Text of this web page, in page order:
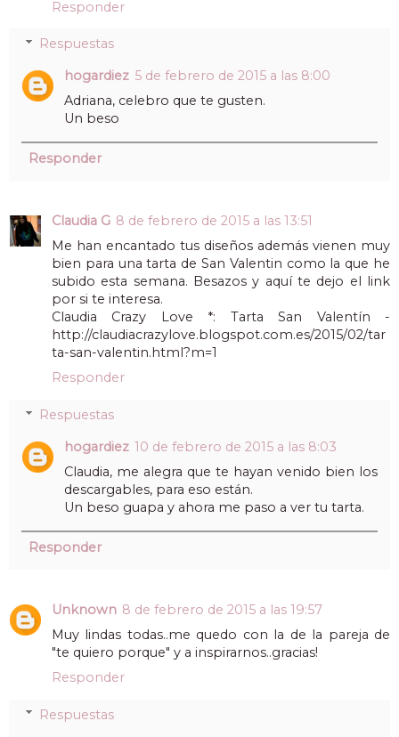
Responder
Respuestas
hogardiez 5 de febrero de 2015 a las 8:00
Adriana, celebro que te gusten.
Un beso
Responder
Claudia G 8 de febrero de 2015 a las 13:51
Me han encantado tus diseños además vienen muy
bien para una tarta de San Valentin como la que he
subido esta semana. Besazos y aquí te dejo el link
por si te interesa.
Claudia Crazy Love *: Tarta San Valentín -
http://claudiacrazylove.blogspot.com.es/2015/02/tar
ta-san-valentin.html?m=1
Responder
Respuestas
hogardiez 10 de febrero de 2015 a las 8:03
Claudia, me alegra que te hayan venido bien los
descargables, para eso están.
Un beso guapa y ahora me paso a ver tu tarta.
Responder
Unknown 8 de febrero de 2015 a las 19:57
Muy lindas todas..me quedo con la de la pareja de
"te quiero porque" y a inspirarnos..gracias!
Responder
Respuestas